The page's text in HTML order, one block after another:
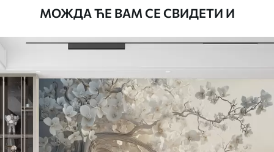
водом.
Доступни материјали
Стандард
4472.422683.45RSD/m²
МОЖДА ЋЕ ВАМ СЕ СВИДЕТИ И